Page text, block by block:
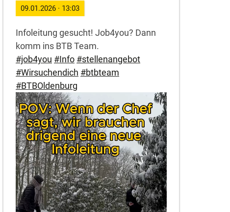
09.01.2026 · 13:03
Infoleitung gesucht! Job4you? Dann
komm ins BTB Team.
#job4you #Info #stellenangebot
#Wirsuchendich #btbteam
#BTBOldenburg